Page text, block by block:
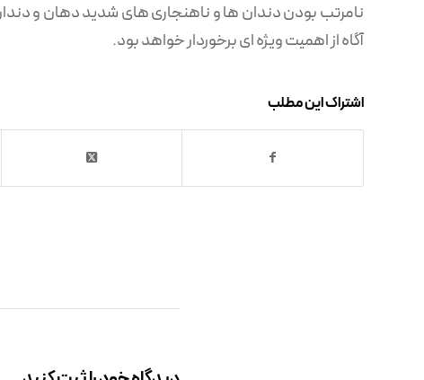
نامرتب بودن دندان ها و ناهنجاری های شدید دهان و
آگاه از اهمیت ویژه ای برخوردار خواهد بود.
اشتراک این مطلب